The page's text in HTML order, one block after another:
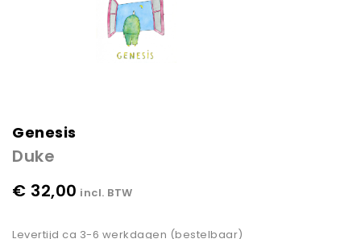
Genesis
Duke
€ 32,00 incl. BTW
Levertijd ca 3-6 werkdagen (bestelbaar)